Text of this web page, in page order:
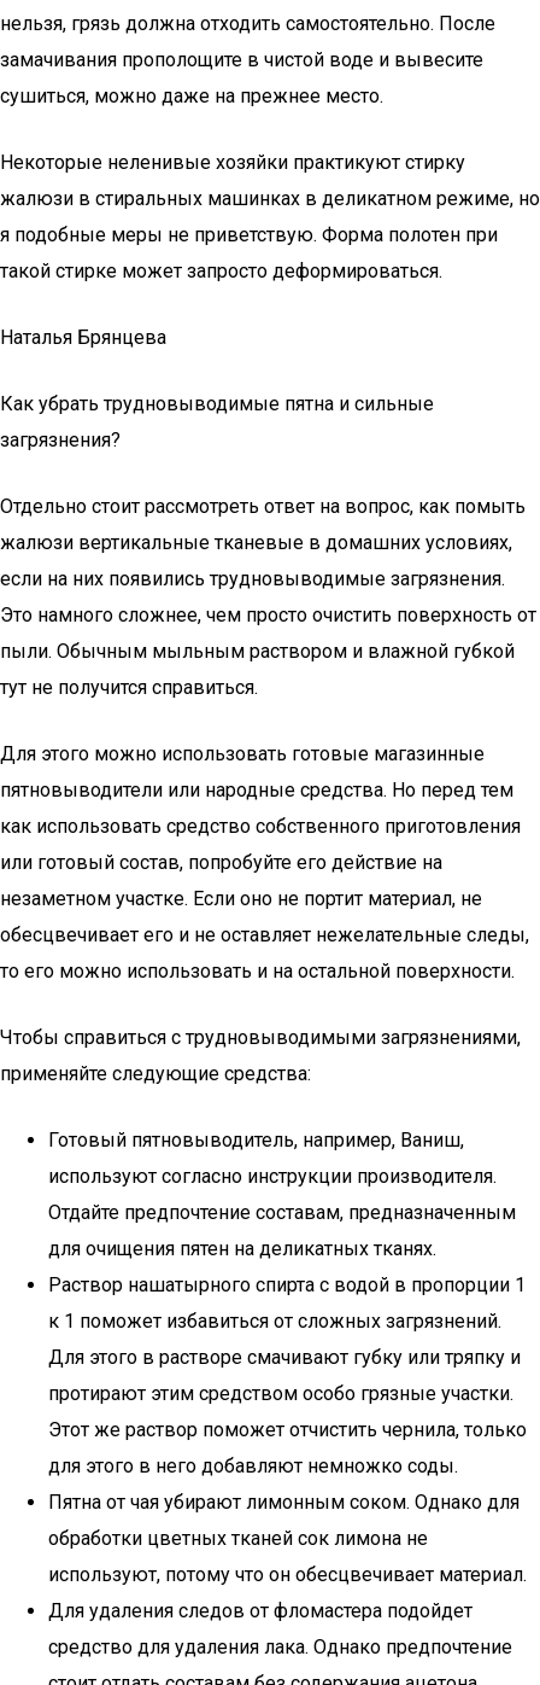
нельзя, грязь должна отходить самостоятельно. После
замачивания прополощите в чистой воде и вывесите
сушиться, можно даже на прежнее место.
Некоторые неленивые хозяйки практикуют стирку
жалюзи в стиральных машинках в деликатном режиме, но
я подобные меры не приветствую. Форма полотен при
такой стирке может запросто деформироваться.
Наталья Брянцева
Как убрать трудновыводимые пятна и сильные
загрязнения?
Отдельно стоит рассмотреть ответ на вопрос, как помыть
жалюзи вертикальные тканевые в домашних условиях,
если на них появились трудновыводимые загрязнения.
Это намного сложнее, чем просто очистить поверхность от
пыли. Обычным мыльным раствором и влажной губкой
тут не получится справиться.
Для этого можно использовать готовые магазинные
пятновыводители или народные средства. Но перед тем
как использовать средство собственного приготовления
или готовый состав, попробуйте его действие на
незаметном участке. Если оно не портит материал, не
обесцвечивает его и не оставляет нежелательные следы,
то его можно использовать и на остальной поверхности.
Чтобы справиться с трудновыводимыми загрязнениями,
применяйте следующие средства:
Готовый пятновыводитель, например, Ваниш,
используют согласно инструкции производителя.
Отдайте предпочтение составам, предназначенным
для очищения пятен на деликатных тканях.
Раствор нашатырного спирта с водой в пропорции 1
к 1 поможет избавиться от сложных загрязнений.
Для этого в растворе смачивают губку или тряпку и
протирают этим средством особо грязные участки.
Этот же раствор поможет отчистить чернила, только
для этого в него добавляют немножко соды.
Пятна от чая убирают лимонным соком. Однако для
обработки цветных тканей сок лимона не
используют, потому что он обесцвечивает материал.
Для удаления следов от фломастера подойдет
средство для удаления лака. Однако предпочтение